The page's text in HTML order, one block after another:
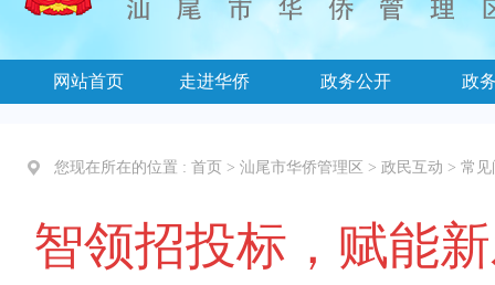
网站首页 走进华侨 政务公开 政
您现在所在的位置 : 首页 > 汕尾市华侨管理区 > 政民互动 > 常见
智领招投标，赋能